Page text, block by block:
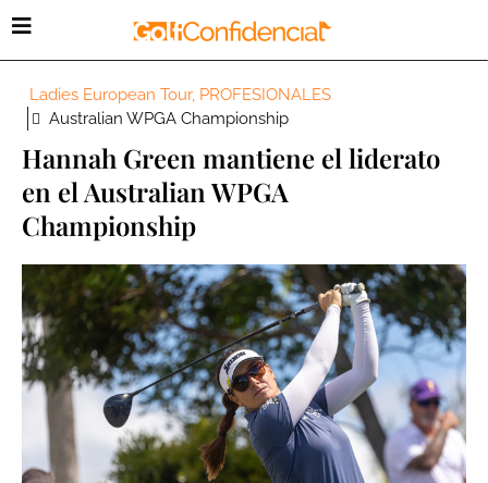
Ladies European Tour, PROFESIONALES
Australian WPGA Championship
Hannah Green mantiene el liderato
en el Australian WPGA
Championship